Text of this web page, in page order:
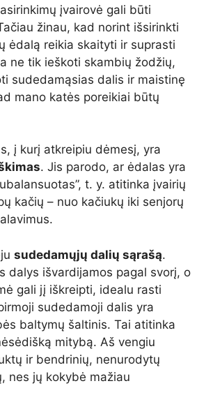
įvairovė gali būti
žinau, kad norint išsirinkti
ėdalą reikia skaityti ir suprasti
ne tik ieškoti skambių žodžių,
sudedamąsias dalis ir maistinę
mano katės poreikiai būtų
į kurį atkreipiu dėmesį, yra
. Jis parodo, ar ėdalas yra
t. y. atitinka įvairių
kačių – nuo kačiukų iki senjorų
sudedamųjų dalių sąrašą.
dalys išvardijamos pagal svorį, o
gali jį iškreipti, idealu rasti
sudedamoji dalis yra
baltymų šaltinis. Tai atitinka
mitybą. Aš vengiu
ir bendrinių, nenurodytų
nes jų kokybė mažiau